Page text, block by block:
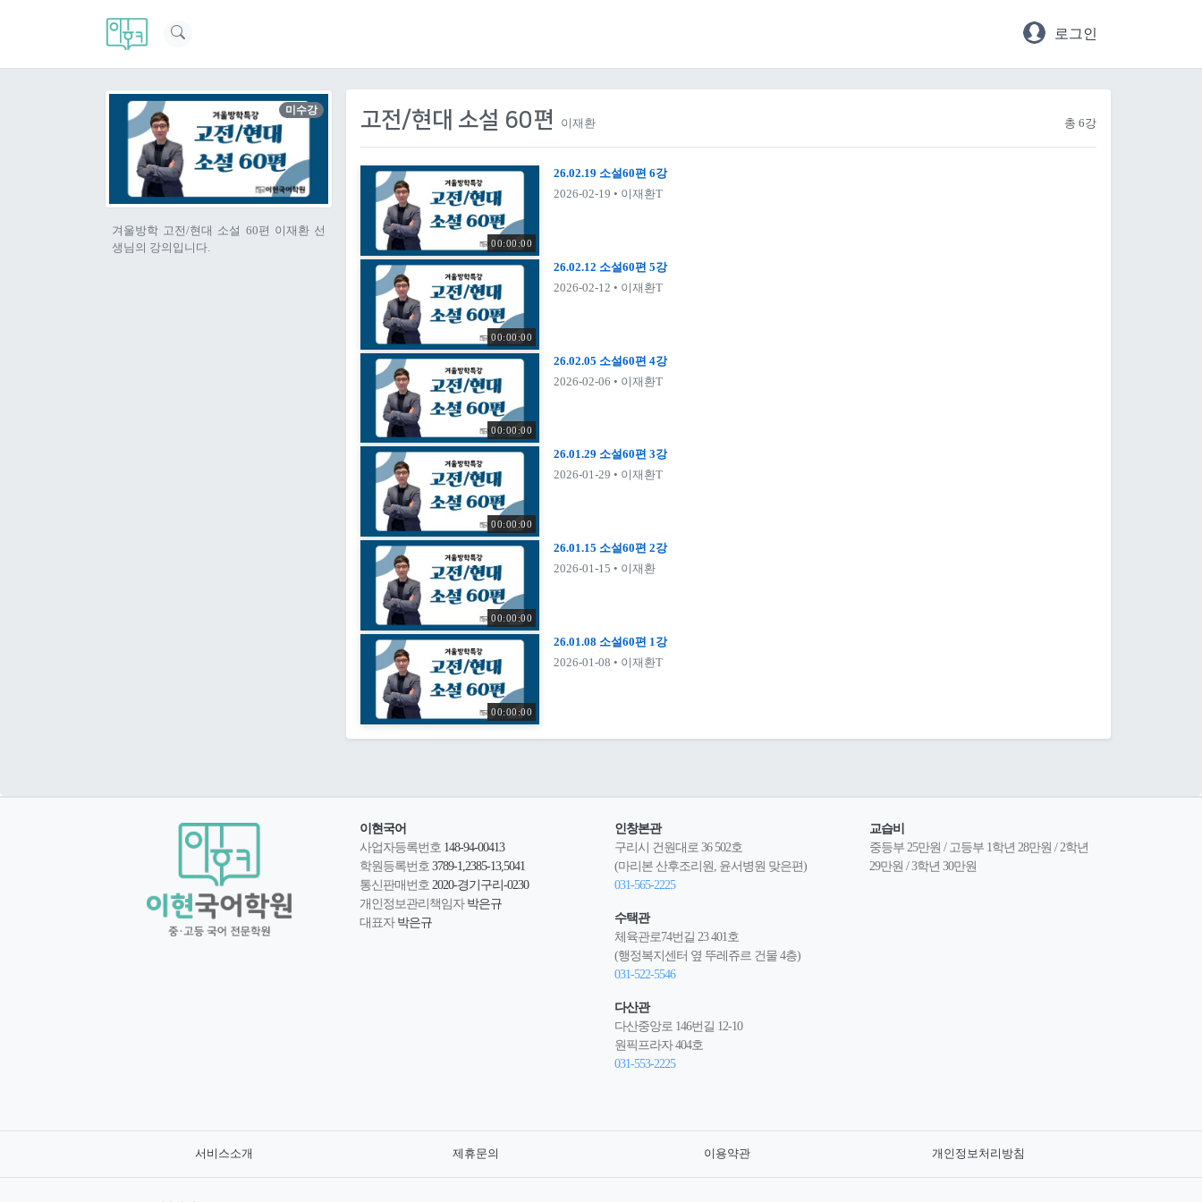
로그인
미수강
겨울방학 고전/현대 소설 60편 이재환 선
생님의 강의입니다.
고전/현대 소설 60편 이재환 총 6강
00:00:00
26.02.19 소설60편 6강
2026-02-19 • 이재환T
00:00:00
26.02.12 소설60편 5강
2026-02-12 • 이재환T
00:00:00
26.02.05 소설60편 4강
2026-02-06 • 이재환T
00:00:00
26.01.29 소설60편 3강
2026-01-29 • 이재환T
00:00:00
26.01.15 소설60편 2강
2026-01-15 • 이재환
00:00:00
26.01.08 소설60편 1강
2026-01-08 • 이재환T
이현국어
사업자등록번호 148-94-00413
학원등록번호3789-1,2385-13,5041
통신판매번호 2020-경기구리-0230
개인정보관리책임자박은규
대표자박은규
인창본관
구리시 건원대로 36 502호
(마리본 산후조리원, 윤서병원 맞은편)
031-565-2225
수택관
체육관로74번길 23 401호
(행정복지센터 옆 뚜레쥬르 건물 4층)
031-522-5546
다산관
다산중앙로 146번길 12-10
원픽프라자 404호
031-553-2225
교습비
중등부 25만원 / 고등부 1학년 28만원 / 2학년
29만원 / 3학년 30만원
서비스소개 제휴문의 이용약관 개인정보처리방침